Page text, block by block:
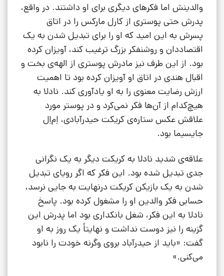
والدینش اما فکرهای دیگری برای او داشتند. در واقع،
پدرش حتی پوستری از کارل مارکس را در اتاق
پسرش به این امید که او را برای تبدیل شدن به یک
اقتصاددان و روشنفکر بزرگ ترغیب کند، آویزان کرده
بود. از این طرف نیز مادرش پوستری از الهه‌ی بخت و
اقبال هندی در اتاق او آویزان کرده بود تا اهمیت
ارزش رضایت معنوی را به او یادآوری کند. نادلا به
هیچ‌کدام از آن‌ها فکر نمی‌کرد و در پوستر مورد
علاقش عکس ستاره‌ی کریکت حیدرآبادی، اِم‌اِل
جایسیما بود.
علاقه‌ی شدید نادلا به کریکت دیگر به یک نگرانی
جدی تبدیل شده بود. این فکر که اگر رویای تبدیل
شدن به یک بازیکن کریکت درنهایت به جایی نرسد،
حسابی فکر والدین او را مشغول کرده بود. پاسخ
نادلا به این فکر، شغل بانکداری بود اما پدرش این
گزینه را نیز دوست نداشت و نهایتاً یک روز به او
گفت: «باید از حیدرآباد بروی وگرنه خودت را نابود
می‌کنی.»